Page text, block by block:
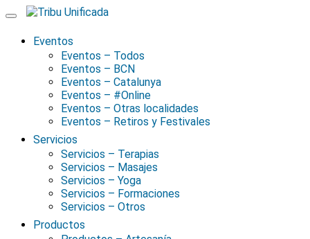
Skip
contentEventos
Eventos – Todos
Eventos – BCN
Eventos – Catalunya
Eventos – #Online
Eventos – Otras localidades
Eventos – Retiros y Festivales
Servicios
Servicios – Terapias
Servicios – Masajes
Servicios – Yoga
Servicios – Formaciones
Servicios – Otros
Productos